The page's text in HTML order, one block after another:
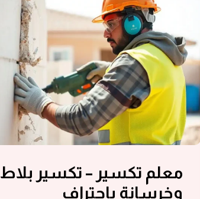
معلم تكسير – تكسير بلاط
وخرسانة باحتراف